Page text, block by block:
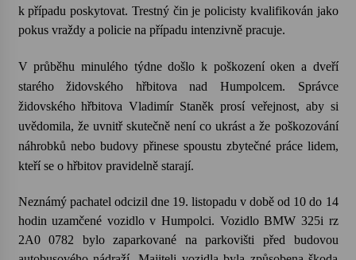
22. 7. 2026
Vysočinka
17. 7. 2026
Ozvěny prázdnin
14. 7. 2026
k případu poskytovat. Trestný čin je policisty kvalifikován jako
pokus vraždy a policie na případu intenzivně pracuje.
V průběhu minulého týdne došlo k poškození oken a dveří
starého židovského hřbitova nad Humpolcem. Správce
židovského hřbitova Vladimír Staněk prosí veřejnost, aby si
uvědomila, že uvnitř skutečně není co ukrást a že poškozování
náhrobků nebo budovy přinese spoustu zbytečné práce lidem,
kteří se o hřbitov pravidelně starají.
Neznámý pachatel odcizil dne 19. listopadu v době od 10 do 14
hodin uzamčené vozidlo v Humpolci. Vozidlo BMW 325i rz
2A0 0782 bylo zaparkované na parkovišti před budovou